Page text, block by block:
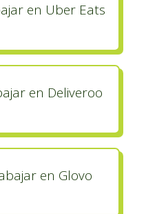
en Uber Eats
en Deliveroo
en Glovo